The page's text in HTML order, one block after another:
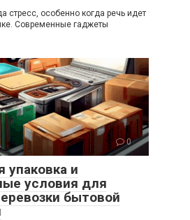
стресс, особенно когда речь идет
Современные гаджеты
0
упаковка и
условия для
бытовой